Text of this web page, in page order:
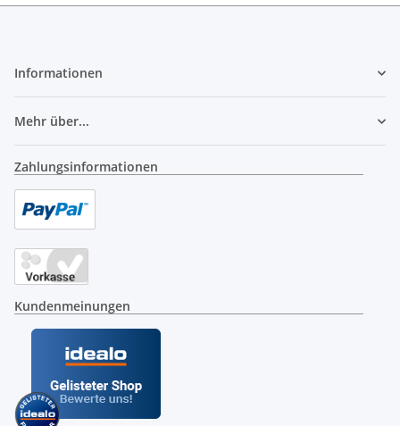
Informationen
Mehr über...
Zahlungsinformationen
Kundenmeinungen